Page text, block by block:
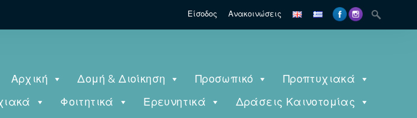
Είσοδος Ανακοινώσεις
Αρχική Δομή & Διοίκηση Προσωπικό
Προπτυχιακά
Φοιτητικά Ερευνητικά
Δράσεις Καινοτομίας